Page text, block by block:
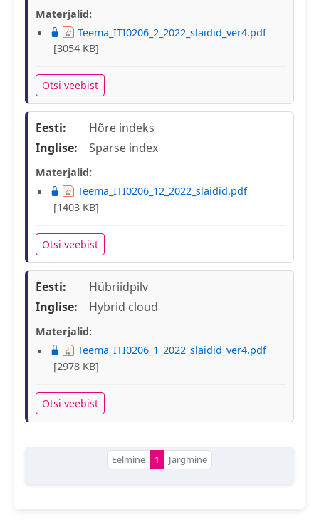
Materjalid:
Teema_ITI0206_2_2022_slaidid_ver4.pdf
[3054 KB]
Otsi veebist
Eesti:
Hõre indeks
Inglise:
Sparse index
Materjalid:
Teema_ITI0206_12_2022_slaidid.pdf
[1403 KB]
Otsi veebist
Eesti:
Hübriidpilv
Inglise:
Hybrid cloud
Materjalid:
Teema_ITI0206_1_2022_slaidid_ver4.pdf
[2978 KB]
Otsi veebist
Eelmine 1 Järgmine